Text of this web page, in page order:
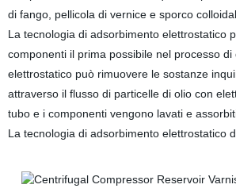
di fango, pellicola di vernice e sporco
La tecnologia di adsorbimento elettrostatico
componenti il prima possibile nel processo
elettrostatico può rimuovere le sostanze
attraverso il flusso di particelle di olio con
tubo e i componenti vengono lavati e
La tecnologia di adsorbimento elettrostatico